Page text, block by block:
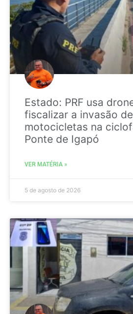
Estado: PRF usa
fiscalizar a invasão de
motocicletas na
Ponte de Igapó
VER MATÉRIA »
5 de agosto de 2026